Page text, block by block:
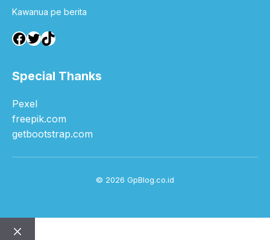
Kawanua pe berita
Facebook
Twitter
TikTok
Special Thanks
Pexel
freepik.com
getbootstrap.com
© 2026 GpBlog.co.id